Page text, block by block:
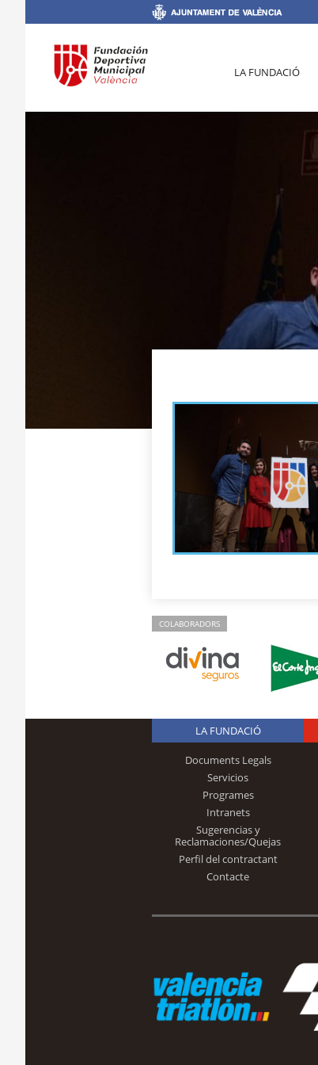
LA FUNDACIÓ
COLABORADORS
LA FUNDACIÓ
Documents Legals
Servicios
Programes
Intranets
Sugerencias y
Reclamaciones/Quejas
Perfil del contractant
Contacte